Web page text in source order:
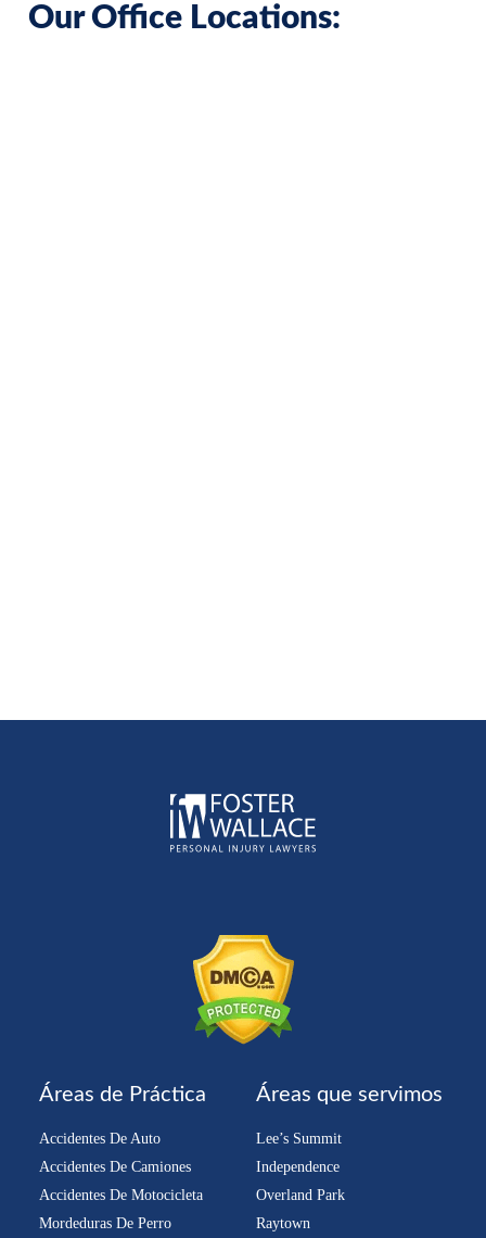
Our Office Locations:
Áreas de Práctica
Accidentes De Auto
Accidentes De Camiones
Accidentes De Motocicleta
Mordeduras De Perro
Áreas que servimos
Lee’s Summit
Independence
Overland Park
Raytown